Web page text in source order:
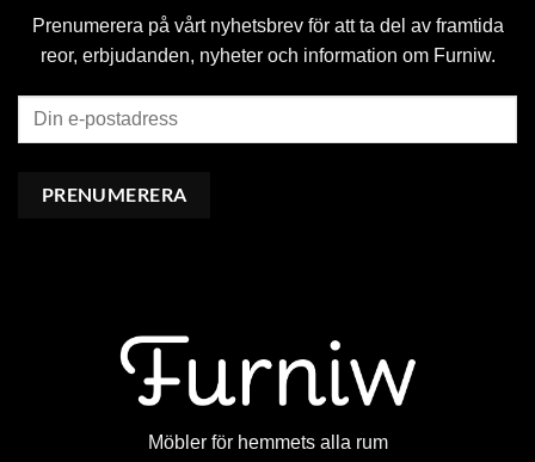
Prenumerera på vårt nyhetsbrev för att ta del av framtida
reor, erbjudanden, nyheter och information om Furniw.
Möbler för hemmets alla rum